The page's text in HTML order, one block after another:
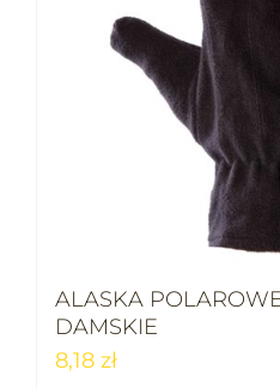
ALASKA
DAMSKIE
8,18 zł